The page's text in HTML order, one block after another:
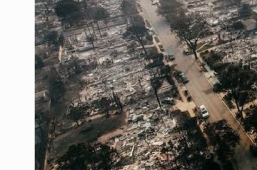
Claudia Marcucetti
Condenan a 40 años a